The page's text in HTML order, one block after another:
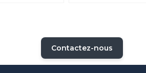
Contactez-nous